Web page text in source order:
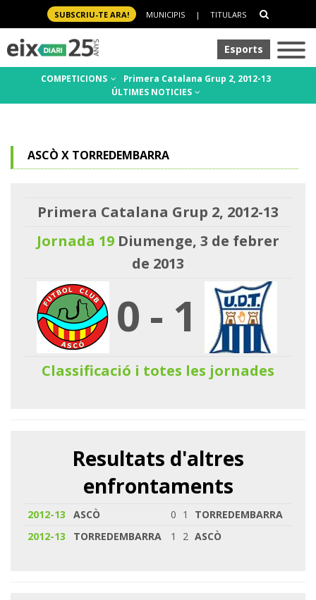
SUBSCRIU-TE ARA! MUNICIPIS | TITULARS
Esports
COMPETICIONS
Primera Catalana Grup 2, 2012-13
ÚLTIMES NOTICIES
ASCÒ X TORREDEMBARRA
Primera Catalana Grup 2, 2012-13
Jornada 19Diumenge, 3 de febrer
de 2013
0 - 1
Classificació i totes les jornades
Resultats d'altres
enfrontaments
2012-13 ASCÒ 0 1
TORREDEMBARRA
2012-13
TORREDEMBARRA 1 2 ASCÒ